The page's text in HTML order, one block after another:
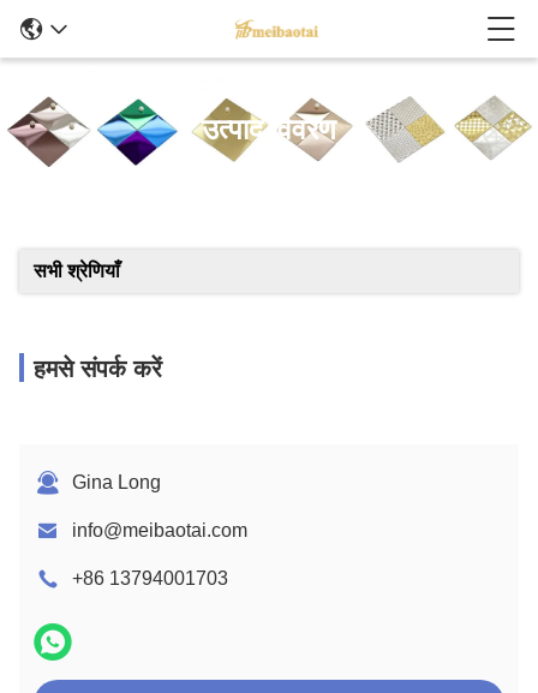
उत्पाद विवरण
सभी श्रेणियाँ
हमसे संपर्क करें
Gina Long
info@meibaotai.com
+86 13794001703